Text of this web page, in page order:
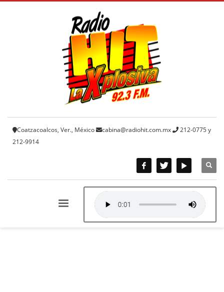
Coatzacoalcos, Ver., México cabina@radiohit.com.mx
212-0775 y
212-9914